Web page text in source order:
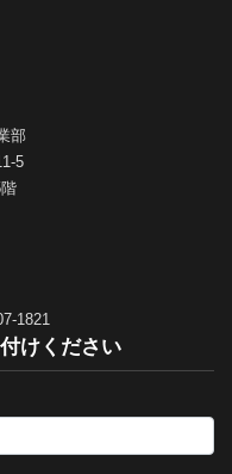
部
5
1821
けください